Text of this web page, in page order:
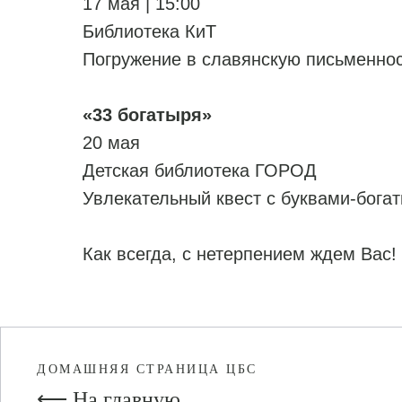
Библиотека КиТ
Погружение в славянскую
«33 богатыря»
20 мая
Детская библиотека ГОРОД
Увлекательный квест с буквами-
Как всегда, с нетерпением ждем Вас!
ДОМАШНЯЯ СТРАНИЦА ЦБС